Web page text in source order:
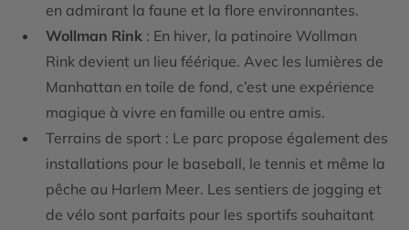
en admirant la faune et la flore environnantes.
Wollman Rink : En hiver, la patinoire Wollman
Rink devient un lieu féérique. Avec les lumières de
Manhattan en toile de fond, c’est une expérience
magique à vivre en famille ou entre amis.
Terrains de sport : Le parc propose également des
installations pour le baseball, le tennis et même la
pêche au Harlem Meer. Les sentiers de jogging et
de vélo sont parfaits pour les sportifs souhaitant